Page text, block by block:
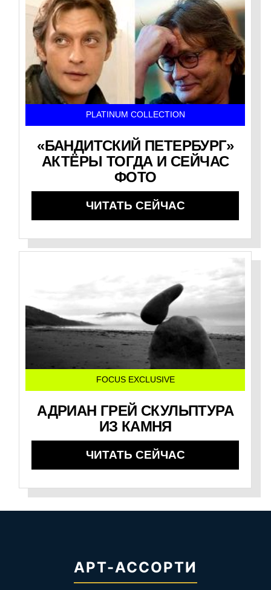
PLATINUM COLLECTION
«БАНДИТСКИЙ ПЕТЕРБУРГ»
АКТЁРЫ ТОГДА И СЕЙЧАС
ФОТО
ЧИТАТЬ СЕЙЧАС
FOCUS EXCLUSIVE
АДРИАН ГРЕЙ СКУЛЬПТУРА
ИЗ КАМНЯ
ЧИТАТЬ СЕЙЧАС
АРТ-АССОРТИ